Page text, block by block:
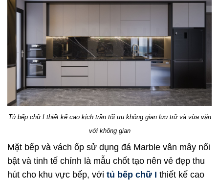
Tủ bếp chữ I thiết kế cao kịch trần tối ưu không gian lưu trữ và vừa vặn
với không gian
Mặt bếp và vách ốp sử dụng đá Marble vân mây nổi
bật và tinh tế chính là mẫu chốt tạo nên vẻ đẹp thu
hút cho khu vực bếp, với tủ bếp chữ I thiết kế cao